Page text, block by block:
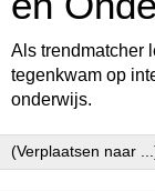
Als trendmatcher
tegenkwam op
onderwijs.